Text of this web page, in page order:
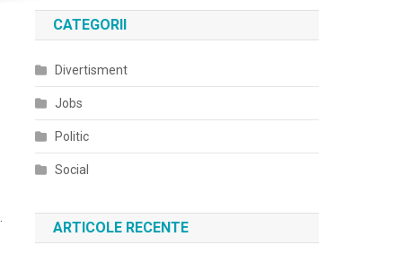
CATEGORII
Divertisment
Jobs
Politic
Social
ARTICOLE RECENTE